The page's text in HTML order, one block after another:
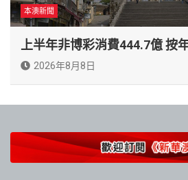
本澳新聞
上半年非博彩消費444.7億 按
2026年8月8日